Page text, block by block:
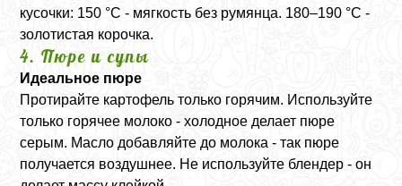
кусочки: 150 °C - мягкость без румянца. 180–190 °C -
золотистая корочка.
4. Пюре и супы
Идеальное пюре
Протирайте картофель только горячим. Используйте
только горячее молоко - холодное делает пюре
серым. Масло добавляйте до молока - так пюре
получается воздушнее. Не используйте блендер - он